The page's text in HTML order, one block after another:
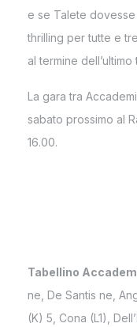
e se Talete
thrilling per tutte e
al termine
La gara tra
sabato prossimo al
16.00.
Tabellino
ne, De Santis ne,
(K) 5, Cona (L1),